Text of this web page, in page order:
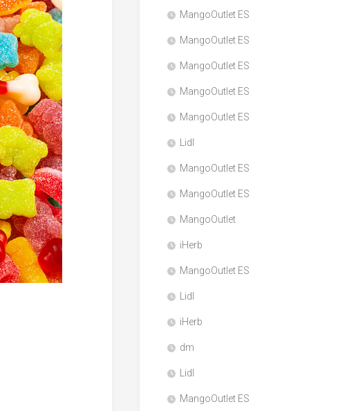
MangoOutlet ES
MangoOutlet ES
MangoOutlet ES
MangoOutlet ES
MangoOutlet ES
Lidl
MangoOutlet ES
MangoOutlet ES
MangoOutlet
iHerb
MangoOutlet ES
Lidl
iHerb
dm
Lidl
MangoOutlet ES